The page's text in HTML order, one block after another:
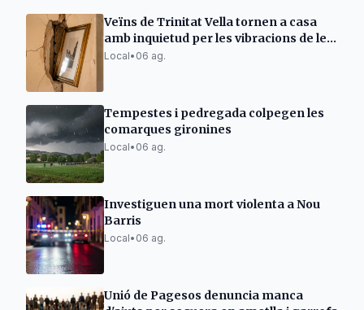
Veïns de Trinitat Vella tornen a casa
amb inquietud per les vibracions de les
obres d'Adif
Local• 06 ag.
Tempestes i pedregada colpegen les
comarques gironines
Local• 06 ag.
Investiguen una mort violenta a Nou
Barris
Local• 06 ag.
Unió de Pagesos denuncia manca